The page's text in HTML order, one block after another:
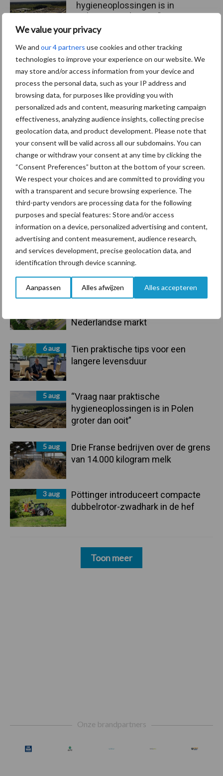
We value your privacy
We and our 4 partners use cookies and other tracking
technologies to improve your experience on our website. We
may store and/or access information from your device and
process the personal data, such as your IP address and
browsing data, for purposes like providing you with
personalized ads and content, measuring marketing campaign
effectiveness, analyzing audience insights, collecting precise
geolocation data, and product development. Please note that
your consent will be valid across all our subdomains. You can
change or withdraw your consent at any time by clicking the
“Consent Preferences” button at the bottom of your screen.
We respect your choices and are committed to providing you
with a transparent and secure browsing experience. The
third-party vendors are processing data for the following
purposes and special features: Store and/or access
information on a device, personalized advertising and content,
advertising and content measurement, audience research,
and services development, precise geolocation data, and
identification through device scanning.
Aanpassen Alles afwijzen Alles accepteren
Primaire
Sidebar
Recent nieuws Partner nieuws
6 aug
ForFarmers ziet volume en
Nederlandse markt
6 aug
Tien praktische tips voor een
langere levensduur
5 aug
“Vraag naar praktische
hygieneoplossingen is in Polen
groter dan ooit”
5 aug
Drie Franse bedrijven over de grens
van 14.000 kilogram melk
3 aug
Pöttinger introduceert compacte
dubbelrotor-zwadhark in de hef
Toon meer
hygieneoplossingen is in
Polen groter dan ooit”
Themapagina's
Diergezondheid Bemesting Fokkerij
Bedrijfsnieuws
Ligbox &
Voerhekken
Toon meer
Onze brandpartners